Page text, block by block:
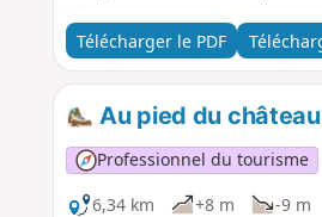
Télécharger le PDF
Au pied du
Professionnel du tourisme
6,34 km
+8 m -9 m